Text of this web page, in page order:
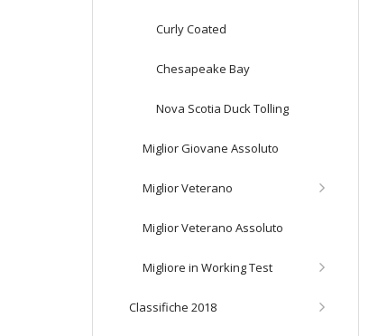
Curly Coated
Chesapeake Bay
Nova Scotia Duck Tolling
Miglior Giovane Assoluto
Miglior Veterano
Miglior Veterano Assoluto
Migliore in Working Test
Classifiche 2018